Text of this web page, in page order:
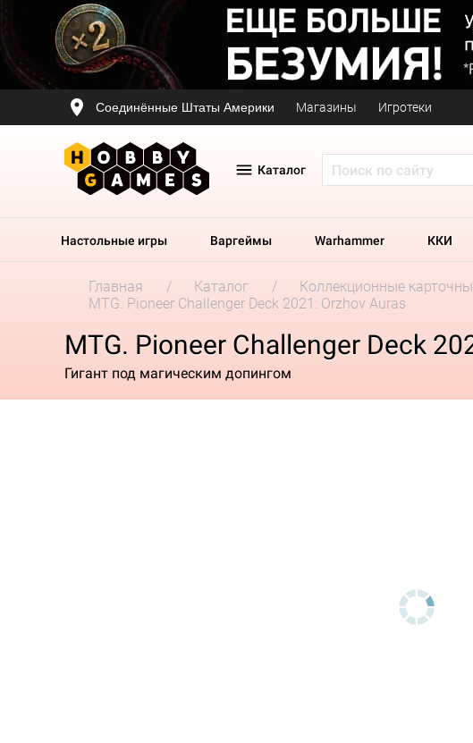
Соединённые Штаты Америки Магазины Игротеки
Каталог
Настольные игры Варгеймы Warhammer ККИ
Главная Каталог Коллекционные
MTG. Pioneer Challenger Deck 2021: Orzhov Auras
MTG. Pioneer Challenger Deck
Гигант под магическим допингом